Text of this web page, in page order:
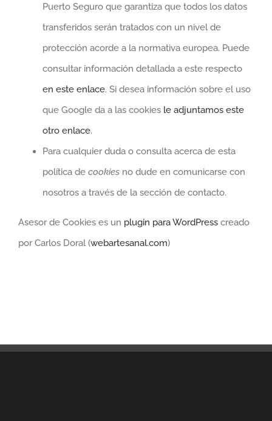
Puerto Seguro que garantiza que todos los datos
transferidos serán tratados con un nivel de
protección acorde a la normativa europea. Puede
consultar información detallada a este respecto
en este enlace. Si desea información sobre el uso
que Google da a las cookies le adjuntamos este
otro enlace.
Para cualquier duda o consulta acerca de esta
política de cookies no dude en comunicarse con
nosotros a través de la sección de contacto.
Asesor de Cookies es un plugin para WordPress creado
por Carlos Doral (webartesanal.com)